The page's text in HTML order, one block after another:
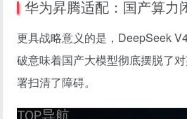
华为昇腾适配：国产算力
更具战略意义的是，DeepSeek
破意味着国产大模型彻底摆脱了
署扫清了障碍。